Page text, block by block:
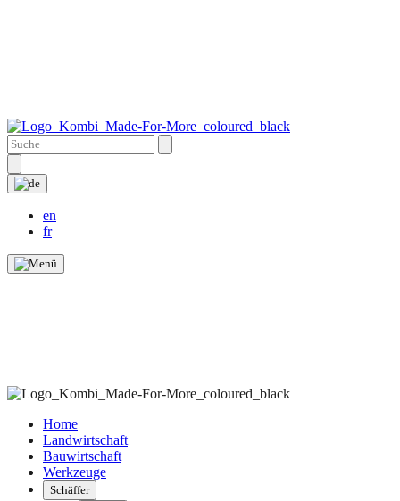
en
fr
Home
Landwirtschaft
Bauwirtschaft
Werkzeuge
Schäffer